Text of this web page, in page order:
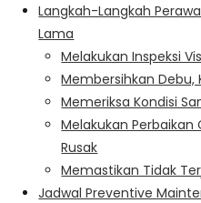
Langkah-Langkah
Lama
Melakukan Inspeksi
Membersihkan Debu,
Memeriksa Kondisi
Melakukan
Rusak
Memastikan Tidak
Jadwal Preventive